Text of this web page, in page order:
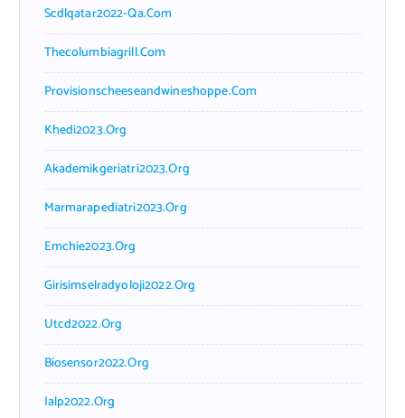
Scdlqatar2022-Qa.com
Thecolumbiagrill.com
Provisionscheeseandwineshoppe.com
Khedi2023.org
Akademikgeriatri2023.org
Marmarapediatri2023.org
Emchie2023.org
Girisimselradyoloji2022.org
Utcd2022.org
Biosensor2022.org
Ialp2022.org